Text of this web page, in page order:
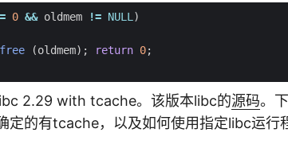
0 && oldmem != NULL )
(oldmem); return 0;
2.29 with tcache。该版本libc的源码。
定的有tcache，以及如何使用指定libc运行